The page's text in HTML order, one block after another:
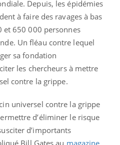
Depuis, les épidémies
à faire des ravages à bas
650 000 personnes
Un fléau contre lequel
sa fondation
les chercheurs à mettre
contre la grippe.
universel contre la grippe
d’éliminer le risque
d’importants